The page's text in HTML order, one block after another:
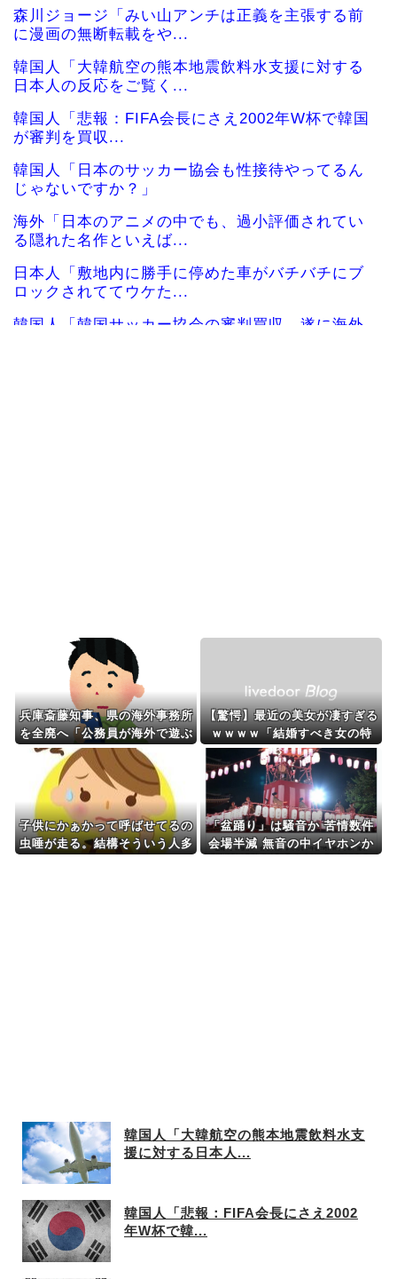
森川ジョージ「みい山アンチは正義を主張する前
に漫画の無断転載をや...
韓国人「大韓航空の熊本地震飲料水支援に対する
日本人の反応をご覧く...
韓国人「悲報：FIFA会長にさえ2002年W杯で韓国
が審判を買収...
韓国人「日本のサッカー協会も性接待やってるん
じゃないですか？」
海外「日本のアニメの中でも、過小評価されてい
る隠れた名作といえば...
日本人「敷地内に勝手に停めた車がバチバチにブ
ロックされててウケた...
韓国人「韓国サッカー協会の審判買収、遂に海外
Powered by livedoor 相互RSS
兵庫斎藤知事、県の海外事務所
を全廃へ「公務員が海外で遊ぶ
ためにあるだけ」 [96324361
9]
【驚愕】最近の美女が凄すぎる
ｗｗｗｗ「結婚すべき女の特
徴」がこちら…
子供にかぁかって呼ばせてるの
虫唾が走る。結構そういう人多
「盆踊り」は騒音か 苦情数件
会場半減 無音の中イヤホンか
韓国人「大韓航空の熊本地震飲料水支
援に対する日本人...
韓国人「悲報：FIFA会長にさえ2002
年W杯で韓...